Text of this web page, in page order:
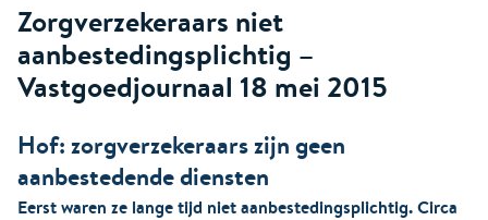
Zorgverzekeraars niet
aanbestedingsplichtig –
Vastgoedjournaal 18 mei 2015
Hof: zorgverzekeraars zijn geen
aanbestedende diensten
Eerst waren ze lange tijd niet aanbestedingsplichtig. Circa